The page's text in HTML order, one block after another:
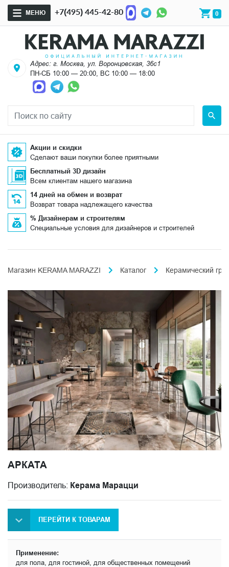
МЕНЮ +7(495) 445-42-80 0
Адрес: г. Москва, ул. Воронцовская, 36с1
ПН-СБ 10:00 — 20:00, ВС 10:00 — 18:00
Акции и скидки
Сделают ваши покупки более приятными
Бесплатный 3D дизайн
Всем клиентам нашего магазина
14 дней на обмен и возврат
Возврат товара надлежащего качества
% Дизайнерам и строителям
Специальные условия для дизайнеров и строителей
Магазин KERAMA MARAZZI Каталог Керамический
АРКАТА
Производитель: Керама Марацци
ПЕРЕЙТИ К ТОВАРАМ
Применение:
для пола, для гостиной, для общественных помещений